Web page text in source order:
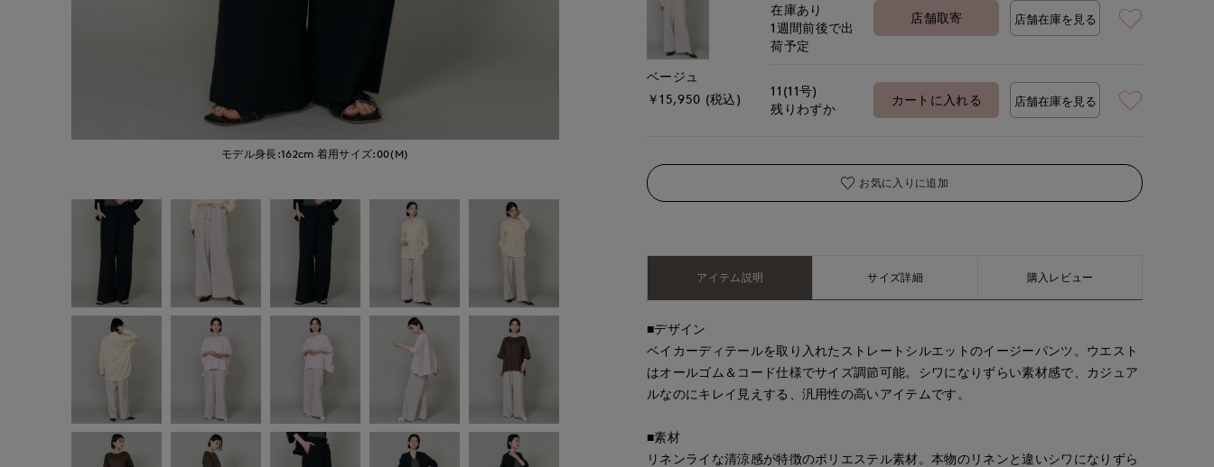
モデル身長:162cm 着用サイズ:00(M)
ベージュ
￥15,950 (税込)
在庫あり
1週間前後で出
荷予定
店舗取寄 店舗在庫を見る
11(11号)
残りわずか
カートに入れる 店舗在庫を見る
お気に入りに追加
アイテム説明 サイズ詳細 購入レビュー
■デザイン
ベイカーディテールを取り入れたストレートシルエットのイージーパンツ。ウエスト
はオールゴム＆コード仕様でサイズ調節可能。シワになりずらい素材感で、カジュア
ルなのにキレイ見えする、汎用性の高いアイテムです。
■素材
リネンライな清涼感が特徴のポリエステル素材。本物のリネンと違いシワになりずら